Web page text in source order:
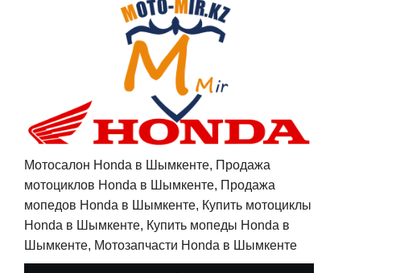
Мотосалон Honda в Шымкенте, Продажа
мотоциклов Honda в Шымкенте, Продажа
мопедов Honda в Шымкенте, Купить мотоциклы
Honda в Шымкенте, Купить мопеды Honda в
Шымкенте, Мотозапчасти Honda в Шымкенте